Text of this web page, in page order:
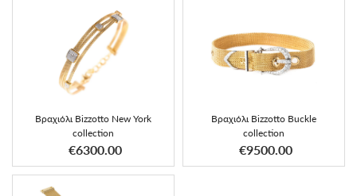
Βραχιόλι Bizzotto New York
collection
€6300.00
Βραχιόλι Bizzotto Buckle
collection
€9500.00